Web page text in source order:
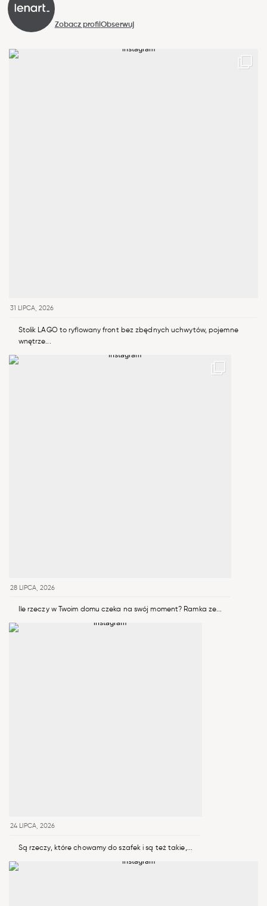
Zobacz profil Obserwuj
31 LIPCA, 2026
Stolik LAGO to ryflowany front bez zbędnych uchwytów, pojemne
wnętrze...
28 LIPCA, 2026
Ile rzeczy w Twoim domu czeka na swój moment? Ramka ze...
24 LIPCA, 2026
Są rzeczy, które chowamy do szafek i są też takie,...